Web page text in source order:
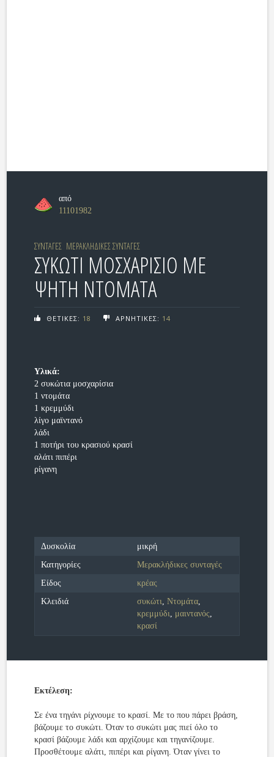
από
11101982
ΣΥΝΤΑΓΕΣ ΜΕΡΑΚΛΗΔΙΚΕΣ ΣΥΝΤΑΓΕΣ
ΣΥΚΩΤΙ ΜΟΣΧΑΡΙΣΙΟ ΜΕ
ΨΗΤΗ ΝΤΟΜΑΤΑ
ΘΕΤΙΚΕΣ: 18 ΑΡΝΗΤΙΚΕΣ: 14
Υλικά:
2 συκώτια μοσχαρίσια
1 ντομάτα
1 κρεμμύδι
λίγο μαϊντανό
λάδι
1 ποτήρι του κρασιού κρασί
αλάτι πιπέρι
ρίγανη
Δυσκολία
μικρή
Κατηγορίες
Μερακλήδικες συνταγές
Είδος
κρέας
Κλειδιά
συκώτι, Ντομάτα,
κρεμμύδι, μαιντανός,
κρασί
Εκτέλεση:
Σε ένα τηγάνι ρίχνουμε το κρασί. Με το που πάρει βράση,
βάζουμε το συκώτι. Όταν το συκώτι μας πιεί όλο το
κρασί βάζουμε λάδι και αρχίζουμε και τηγανίζουμε.
Προσθέτουμε αλάτι, πιπέρι και ρίγανη. Όταν γίνει το